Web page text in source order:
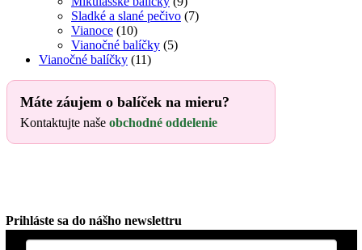
Sladké a slané pečivo (7)
Vianoce (10)
Vianočné balíčky (5)
Vianočné balíčky (11)
Máte záujem o balíček na mieru?
Kontaktujte naše obchodné oddelenie
Prihláste sa do nášho newslettru